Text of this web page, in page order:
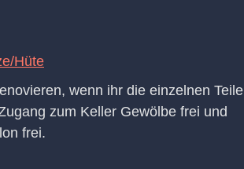
Hüte
wenn ihr die einzelnen Teile
zum Keller Gewölbe frei und
frei.